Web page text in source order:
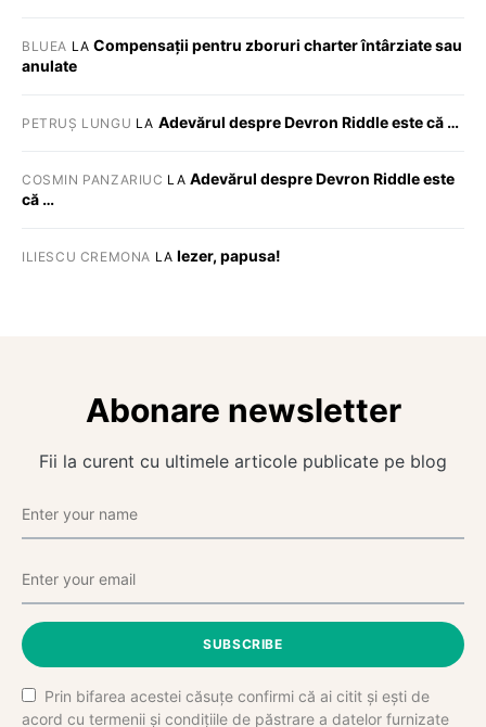
BLUEA LACompensații pentru zboruri charter întârziate sau
anulate
PETRUȘ LUNGU LA Adevărul despre Devron Riddle este că …
COSMIN PANZARIUC LA Adevărul despre Devron Riddle este
că …
ILIESCU CREMONA LA Iezer, papusa!
Abonare newsletter
Fii la curent cu ultimele articole publicate pe blog
SUBSCRIBE
Prin bifarea acestei căsuțe confirmi că ai citit și ești de
acord cu termenii și condițiile de păstrare a datelor furnizate